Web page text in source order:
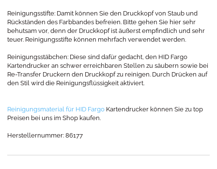
Reinigungsstifte: Damit können Sie den Druckkopf von Staub und
Rückständen des Farbbandes befreien. Bitte gehen Sie hier sehr
behutsam vor, denn der Druckkopf ist äußerst empfindlich und sehr
teuer. Reinigungsstifte können mehrfach verwendet werden.
Reinigungsstäbchen: Diese sind dafür gedacht, den HID Fargo
Kartendrucker an schwer erreichbaren Stellen zu säubern sowie bei
Re-Transfer Druckern den Druckkopf zu reinigen. Durch Drücken auf
den Stil wird die Reinigungsflüssigkeit aktiviert.
Reinigungsmaterial für HID Fargo Kartendrucker können Sie zu top
Preisen bei uns im Shop kaufen.
Herstellernummer: 86177